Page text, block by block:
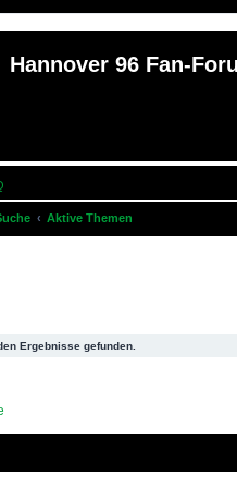
Hannover 96 Fan-
Aktive Themen
Ergebnisse gefunden.